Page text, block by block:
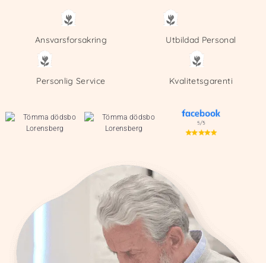
Ansvarsforsakring Utbildad Personal
Personlig Service Kvalitetsgarenti